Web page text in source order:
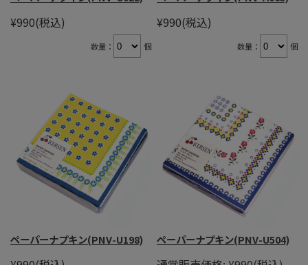
¥990(税込)
数量： 個
¥990(税込)
数量： 個
ペーパーナプキン(PNV-U198) ペーパーナプキン(PNV-U504)